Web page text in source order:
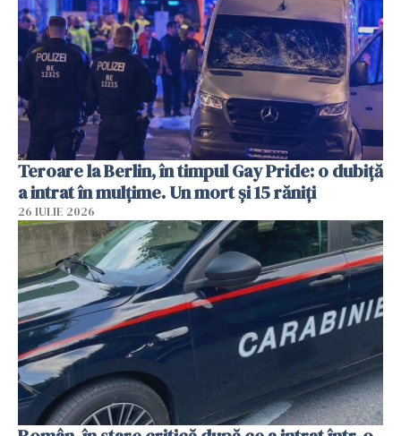
Teroare la Berlin, în timpul Gay Pride: o dubiță
a intrat în mulțime. Un mort și 15 răniți
26 IULIE 2026